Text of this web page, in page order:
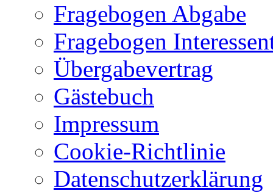
Fragebogen Abgabe
Fragebogen
Übergabevertrag
Gästebuch
Impressum
Cookie-Richtlinie
Datenschutzerklärung